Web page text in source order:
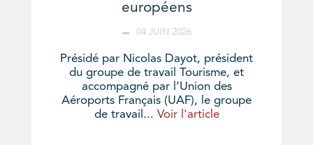
européens
04 JUIN 2026
Présidé par Nicolas Dayot, président
du groupe de travail Tourisme, et
accompagné par l’Union des
Aéroports Français (UAF), le groupe
de travail... Voir l'article